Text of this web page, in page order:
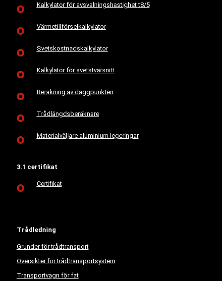
Kalkylator för avsvalningshastighet t8/5
Värmetillförselkalkylator
Svetskostnadskalkylator
Kalkylator för svetstvärsnitt
Beräkning av daggpunkten
Trådlängdsberäknare
Materialväljare aluminium legeringar
3.1 certifikat
Certifikat
Trådledning
Grunder för trådtransport
Översikter för trådtransportsystem
Transportvagn för fat